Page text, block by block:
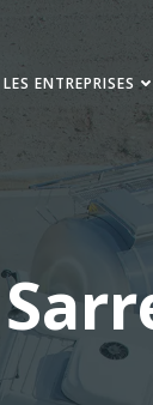
LES ENTREPRISES